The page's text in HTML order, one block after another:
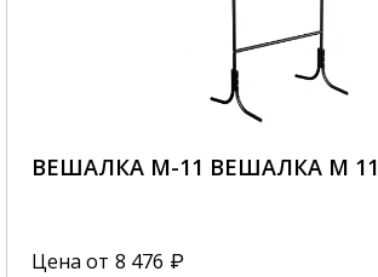
ВЕШАЛКА М-11 ВЕШАЛКА М 11
Цена от 8 476 ₽